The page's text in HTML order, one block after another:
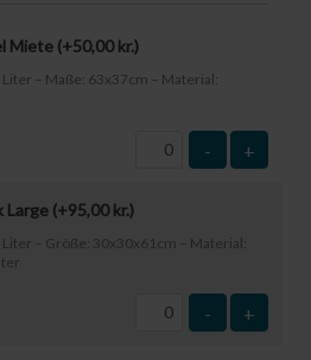
Miete (+50,00 kr.)
Liter – Maße: 63x37cm – Material:
- +
Large (+95,00kr.)
– Größe: 30x30x61cm – Material:
- +